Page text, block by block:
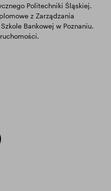
Politechniki Śląskiej.
z Zarządzania
Bankowej w Poznaniu.